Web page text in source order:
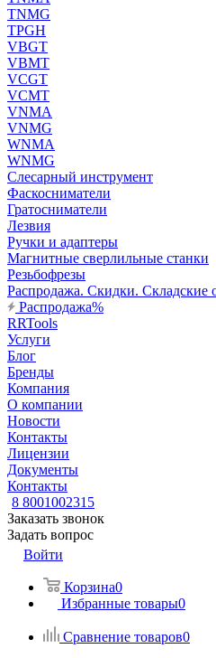
TNMG
TPGH
VBGT
VBMT
VCGT
VCMT
VNMA
VNMG
WNMA
WNMG
Слесарный инструмент
Фаскосниматели
Гратосниматели
Лезвия
Ручки и адаптеры
Магнитные сверлильные станки
Резьбофрезы
Распродажа. Скидки. Складские
Распродажа%
RRTools
Услуги
Блог
Бренды
Компания
О компании
Новости
Контакты
Лицензии
Документы
Контакты
8 8001002315
Заказать звонок
Задать вопрос
Войти
Корзина0
Избранные товары0
Сравнение товаров0